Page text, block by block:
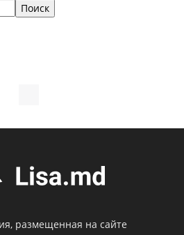
Поиск
размещенная на сайте